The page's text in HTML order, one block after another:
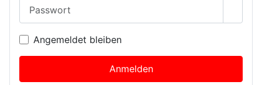
Angemeldet bleiben
Anmelden